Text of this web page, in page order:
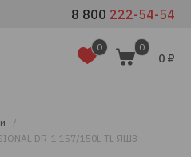
8 800 222-54-54
0 0
0 ₽
DR-1 157/150L TL ЯШЗ